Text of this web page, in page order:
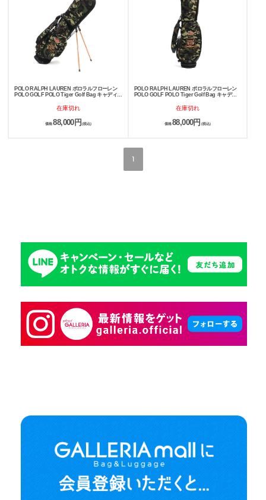
POLO RALPH LAUREN ポロラルフローレン
POLO GOLF POLO Tiger Golf Bag キャディバ
在庫切れ
価格 88,000円 (税込)
POLO RALPH LAUREN ポロラルフローレン
POLO GOLF POLO Tiger Golf Bag キャディ
在庫切れ
価格88,000円 (税込)
1